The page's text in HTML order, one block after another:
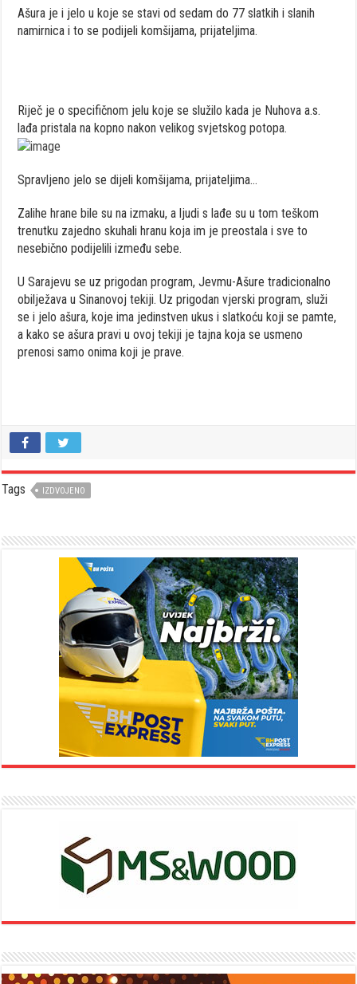
Ašura je i jelo u koje se stavi od sedam do 77 slatkih i slanih
namirnica i to se podijeli komšijama, prijateljima.
Riječ je o specifičnom jelu koje se služilo kada je Nuhova a.s.
lađa pristala na kopno nakon velikog svjetskog potopa.
Spravljeno jelo se dijeli komšijama, prijateljima…
Zalihe hrane bile su na izmaku, a ljudi s lađe su u tom teškom
trenutku zajedno skuhali hranu koja im je preostala i sve to
nesebično podijelili između sebe.
U Sarajevu se uz prigodan program, Jevmu-Ašure tradicionalno
obilježava u Sinanovoj tekiji. Uz prigodan vjerski program, služi
se i jelo ašura, koje ima jedinstven ukus i slatkoću koji se pamte,
a kako se ašura pravi u ovoj tekiji je tajna koja se usmeno
prenosi samo onima koji je prave.
Tags IZDVOJENO